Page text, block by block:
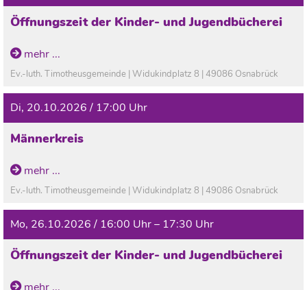
Öffnungszeit der Kinder- und Jugendbücherei
In den Ferien geschlossen!
mehr ...
Ev.-luth. Timotheusgemeinde | Widukindplatz 8 | 49086 Osnabrück
Di, 20.10.2026 / 17:00 Uhr
Männerkreis
mehr ...
Ev.-luth. Timotheusgemeinde | Widukindplatz 8 | 49086 Osnabrück
Mo, 26.10.2026 / 16:00 Uhr – 17:30 Uhr
Öffnungszeit der Kinder- und Jugendbücherei
In den Ferien geschlossen!